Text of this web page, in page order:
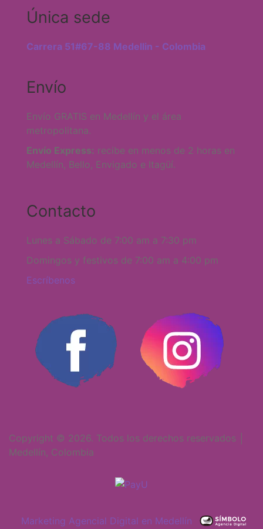
Única sede
Carrera 51#67-88 Medellin - Colombia
Envío
Envío GRATIS en Medellín y el área
metropolitana.
Envío Express: recibe en menos de 2 horas en
Medellín, Bello, Envigado e Itagüí.
Contacto
Lunes a Sábado de 7:00 am a 7:30 pm
Domingos y festivos de 7:00 am a 4:00 pm
Escríbenos
Copyright © 2026. Todos los derechos reservados │
Medellín, Colombia
Marketing Agencial Digital en Medellín